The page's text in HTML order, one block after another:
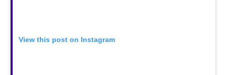
View this post on Instagram